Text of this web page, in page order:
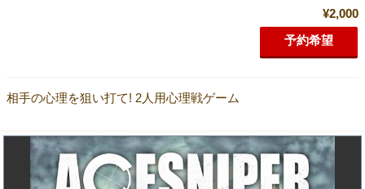
¥2,000
予約希望
相手の心理を狙い打て! 2人用心理戦ゲーム